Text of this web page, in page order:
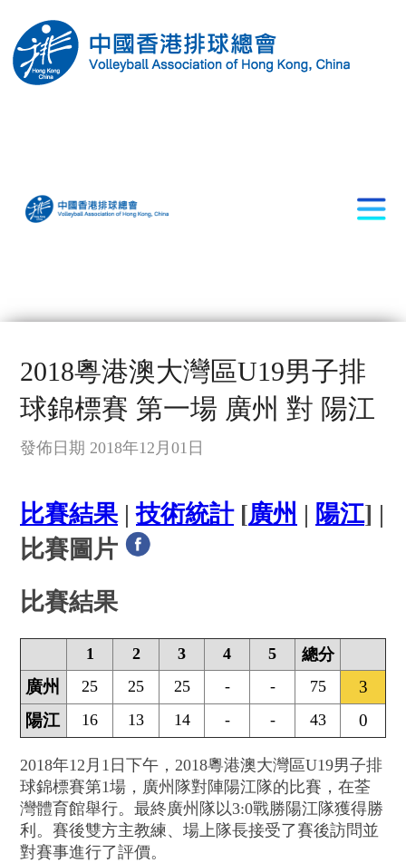
2018粵港澳大灣區U19男子排
球錦標賽 第一場 廣州 對 陽江
發佈日期 2018年12月01日
比賽結果 |技術統計[廣州 | 陽江] |
比賽圖片
比賽結果
1 2 3 4 5 總分
廣州 25 25 25 - - 75
3
陽江
16 13 14 - - 43 0
2018年12月1日下午，2018粵港澳大灣區U19男子排
球錦標賽第1場，廣州隊對陣陽江隊的比賽，在荃
灣體育館舉行。最終廣州隊以3:0戰勝陽江隊獲得勝
利。賽後雙方主教練、場上隊長接受了賽後訪問並
對賽事進行了評價。